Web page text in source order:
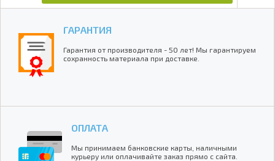
ГАРАНТИЯ
Гарантия от производителя - 50 лет! Мы гарантируем
сохранность материала при доставке.
ОПЛАТА
Мы принимаем банковские карты, наличными
курьеру или оплачивайте заказ прямо с сайта.